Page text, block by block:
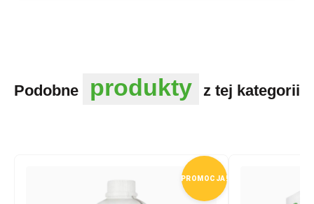
Podobne produkty z tej kategorii
PROMOCJA!